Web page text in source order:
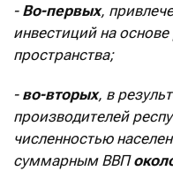
- Во-первых,
инвестиций на
пространства;
- во-вторых, в
производителей
численностью
суммарным ВВП